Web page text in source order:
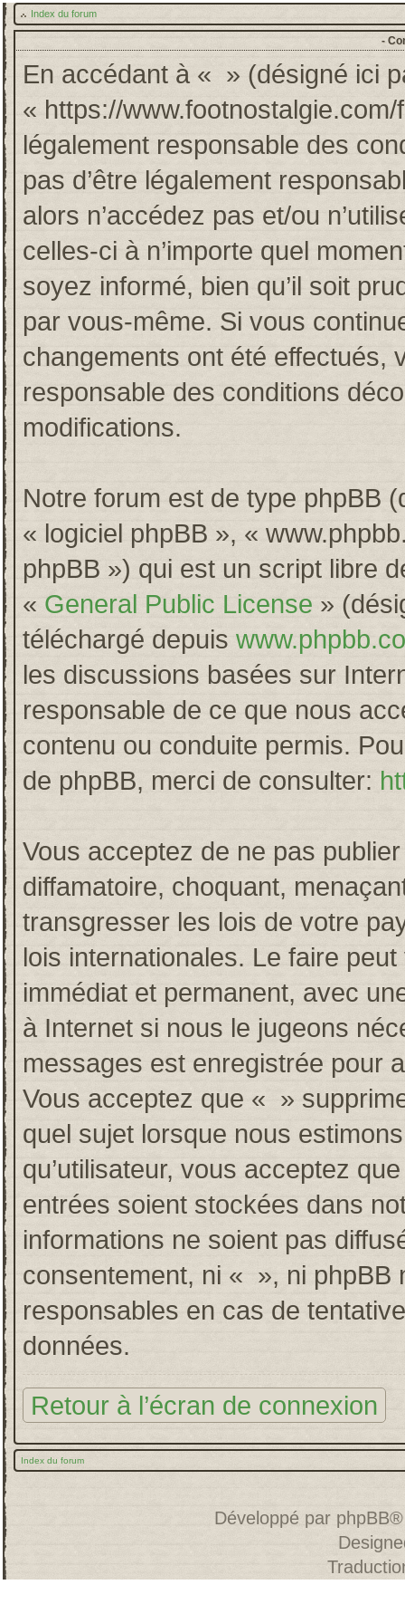
Index du forum
-
En accédant à « » (désigné ici
« https://
légalement responsable des
pas d’être légalement
alors n’accédez pas et/ou
celles-ci à n’importe quel
soyez informé, bien qu’il soit
par vous-même. Si vous
changements ont été effectués,
responsable des conditions
modifications.
Notre forum est de type phpBB
« logiciel phpBB », «
phpBB ») qui est un script libre
« General Public License »
téléchargé depuis
les discussions basées sur
responsable de ce que nous
contenu ou conduite permis.
de phpBB, merci de consulter:
Vous acceptez de ne pas
diffamatoire, choquant,
transgresser les lois de votre
lois internationales. Le faire
immédiat et permanent, avec
à Internet si nous le jugeons
messages est enregistrée pour
Vous acceptez que « »
quel sujet lorsque nous
qu’utilisateur, vous acceptez
entrées soient stockées dans
informations ne soient pas
consentement, ni « », ni phpBB
responsables en cas de
données.
Retour à l’écran de connexion
Index du forum
Développé par phpBB®